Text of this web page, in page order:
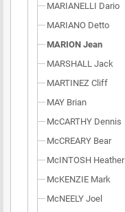
MARIANELLI Dario
MARIANO Detto
MARION Jean
MARSHALL Jack
MARTINEZ Cliff
MAY Brian
McCARTHY Dennis
McCREARY Bear
McINTOSH Heather
McKENZIE Mark
McNEELY Joel